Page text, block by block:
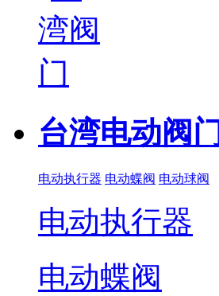
台湾电动阀门
电动执行器 电动蝶阀 电动球阀
电动执行器
电动蝶阀